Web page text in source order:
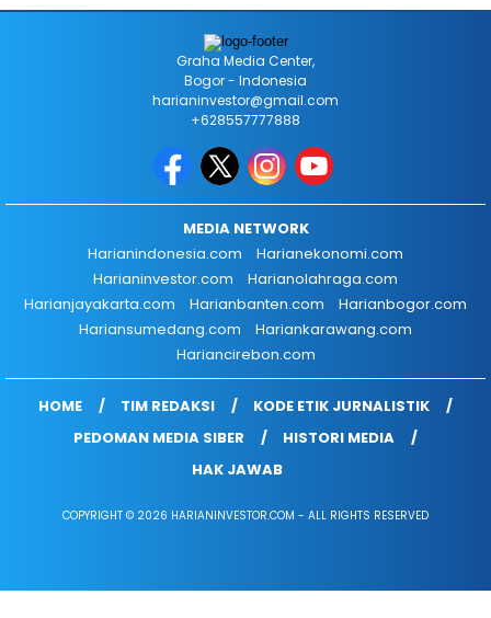
Graha Media Center,
Bogor - Indonesia
harianinvestor@gmail.com
+628557777888
MEDIA NETWORK
Harianindonesia.com
Harianekonomi.com
Harianinvestor.com
Harianolahraga.com
Harianjayakarta.com
Harianbanten.com
Harianbogor.com
Hariansumedang.com
Hariankarawang.com
Hariancirebon.com
HOME TIM REDAKSI
KODE ETIK JURNALISTIK
PEDOMAN MEDIA SIBER
HISTORI MEDIA
HAK JAWAB
COPYRIGHT © 2026 HARIANINVESTOR.COM - ALL RIGHTS RESERVED